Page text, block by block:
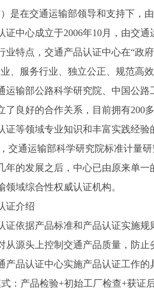
是在交通运输部领导和支持下，
证中心成立于2006年10月，由交通
业特点，交通产品认证中心在“政
、服务行业、独立公正、规范高
运输部公路科学研究院、中国公
了良好的合作关系，目前拥有200
证等领域专业知识和丰富实践经验
交通运输部科学研究院标准计量研
年的发展之后，中心已由原来单一
领域综合性权威认证机构。
证介绍
证依据产品标准和产品认证实施
从源头上控制交通产品质量，防止
产品认证中心实施产品认证工作的
式：产品检验+初始工厂检查+获证